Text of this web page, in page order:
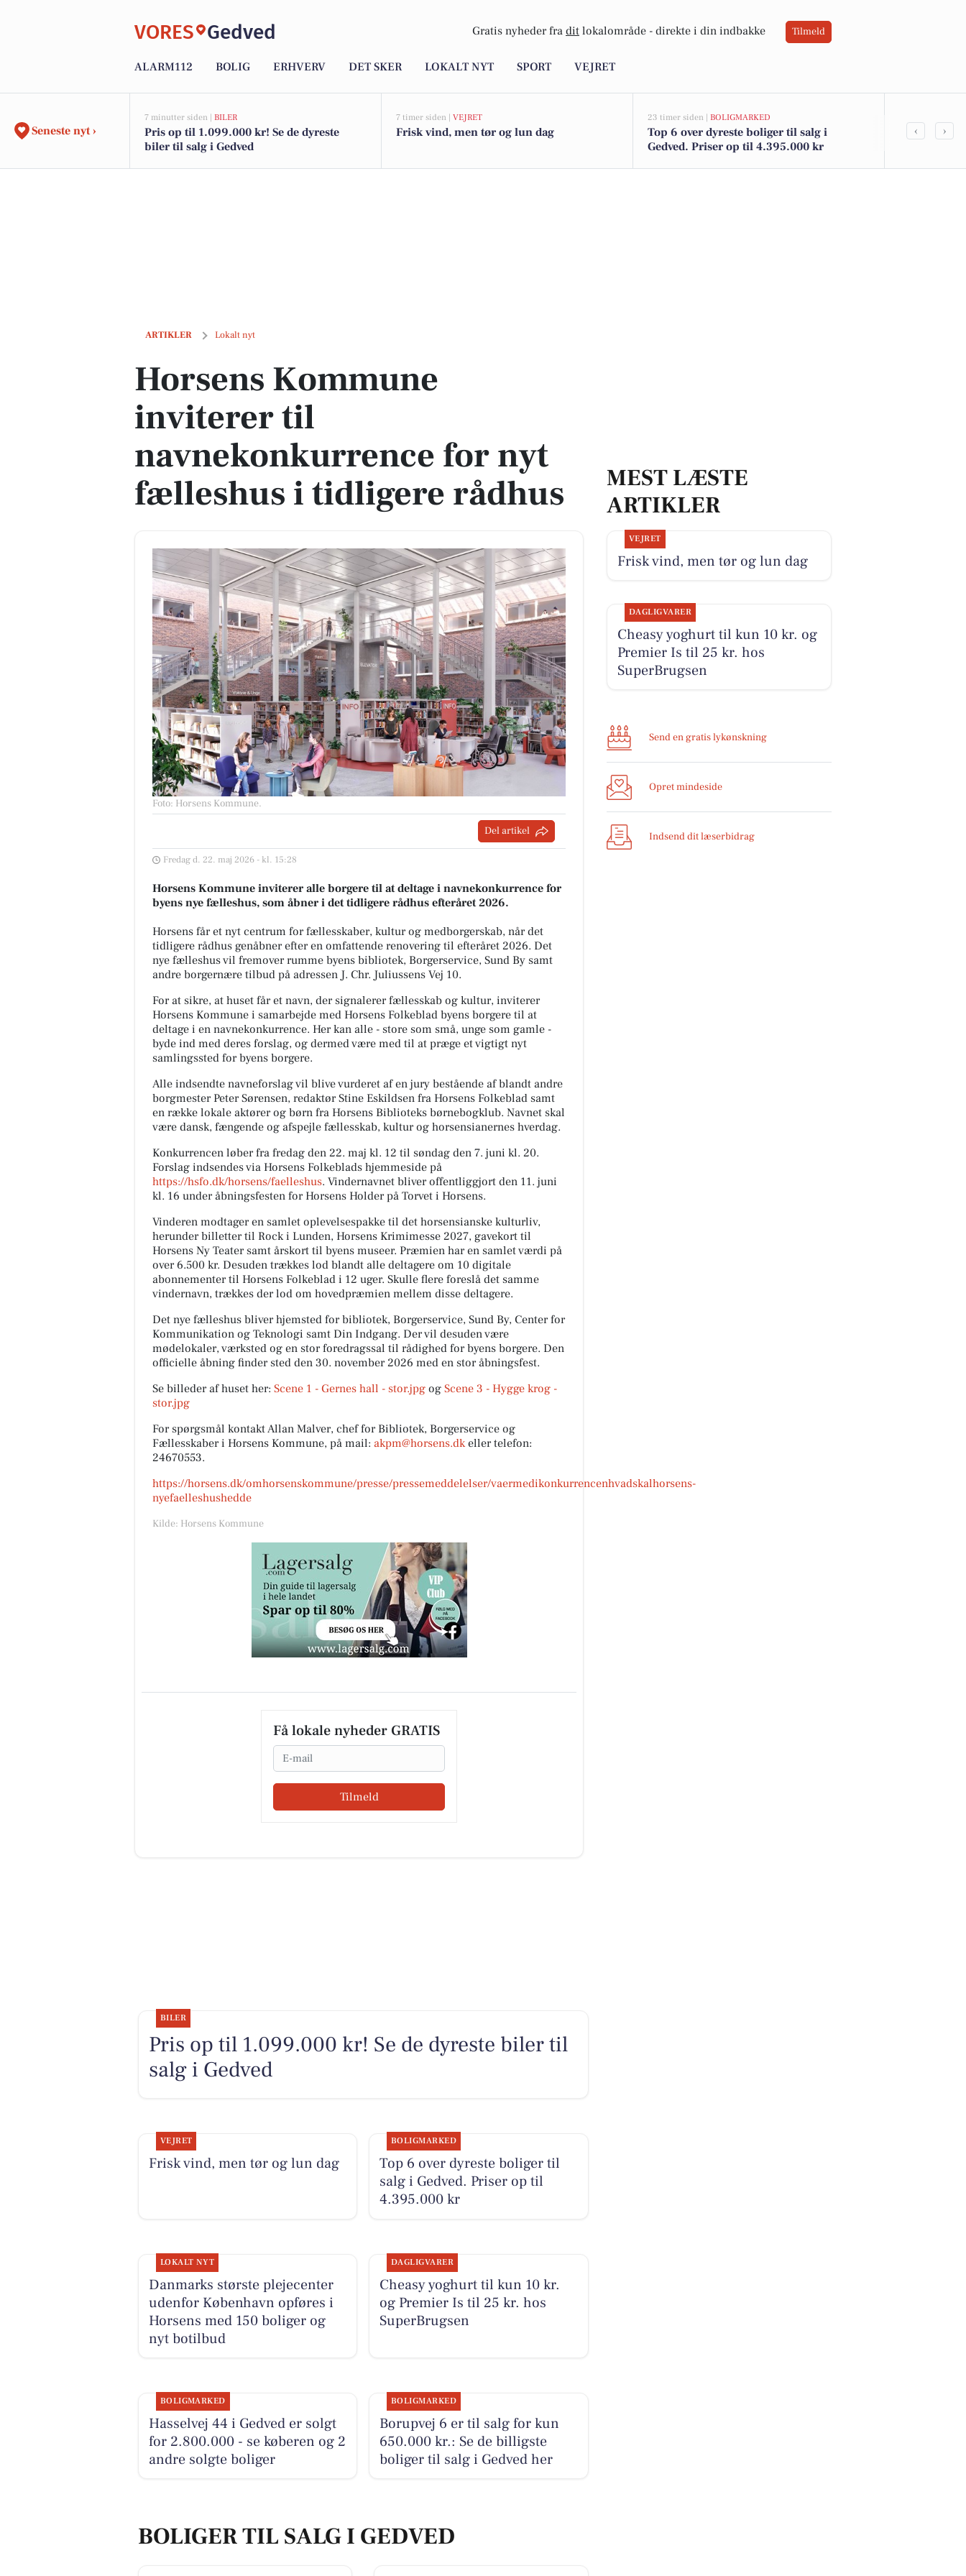
VORES Gedved Gratis nyheder fra dit lokalområde - direkte i din indbakke Tilmeld
ALARM112 BOLIG ERHVERV DET SKER LOKALT NYT SPORT VEJRET
Seneste nyt ›
7 minutter siden | BILER
Pris op til 1.099.000 kr! Se de dyreste
biler til salg i Gedved
7 timer siden | VEJRET
Frisk vind, men tør og lun dag
23 timer siden | BOLIGMARKED
Top 6 over dyreste boliger til salg i
Gedved. Priser op til 4.395.000 kr
Danmarks
‹ ›
ARTIKLER Lokalt nyt
Horsens Kommune inviterer til navnekonkurrence for nyt fælleshus i tidligere rådhus
Horsens Kommune
inviterer til
navnekonkurrence for nyt
fælleshus i tidligere rådhus
Foto: Horsens Kommune.
Del artikel
Fredag d. 22. maj 2026 - kl. 15:28
Horsens Kommune inviterer alle borgere til at deltage i navnekonkurrence for
byens nye fælleshus, som åbner i det tidligere rådhus efteråret 2026.
Horsens får et nyt centrum for fællesskaber, kultur og medborgerskab, når det
tidligere rådhus genåbner efter en omfattende renovering til efteråret 2026. Det
nye fælleshus vil fremover rumme byens bibliotek, Borgerservice, Sund By samt
andre borgernære tilbud på adressen J. Chr. Juliussens Vej 10.
For at sikre, at huset får et navn, der signalerer fællesskab og kultur, inviterer
Horsens Kommune i samarbejde med Horsens Folkeblad byens borgere til at
deltage i en navnekonkurrence. Her kan alle - store som små, unge som gamle -
byde ind med deres forslag, og dermed være med til at præge et vigtigt nyt
samlingssted for byens borgere.
Alle indsendte navneforslag vil blive vurderet af en jury bestående af blandt andre
borgmester Peter Sørensen, redaktør Stine Eskildsen fra Horsens Folkeblad samt
en række lokale aktører og børn fra Horsens Biblioteks børnebogklub. Navnet skal
være dansk, fængende og afspejle fællesskab, kultur og horsensianernes hverdag.
Konkurrencen løber fra fredag den 22. maj kl. 12 til søndag den 7. juni kl. 20.
Forslag indsendes via Horsens Folkeblads hjemmeside på
https://hsfo.dk/horsens/faelleshus. Vindernavnet bliver offentliggjort den 11. juni
kl. 16 under åbningsfesten for Horsens Holder på Torvet i Horsens.
Vinderen modtager en samlet oplevelsespakke til det horsensianske kulturliv,
herunder billetter til Rock i Lunden, Horsens Krimimesse 2027, gavekort til
Horsens Ny Teater samt årskort til byens museer. Præmien har en samlet værdi på
over 6.500 kr. Desuden trækkes lod blandt alle deltagere om 10 digitale
abonnementer til Horsens Folkeblad i 12 uger. Skulle flere foreslå det samme
vindernavn, trækkes der lod om hovedpræmien mellem disse deltagere.
Det nye fælleshus bliver hjemsted for bibliotek, Borgerservice, Sund By, Center for
Kommunikation og Teknologi samt Din Indgang. Der vil desuden være
mødelokaler, værksted og en stor foredragssal til rådighed for byens borgere. Den
officielle åbning finder sted den 30. november 2026 med en stor åbningsfest.
Se billeder af huset her: Scene 1 - Gernes hall - stor.jpg og Scene 3 - Hygge krog -
stor.jpg
For spørgsmål kontakt Allan Malver, chef for Bibliotek, Borgerservice og
Fællesskaber i Horsens Kommune, på mail: akpm@horsens.dkeller telefon:
24670553.
https://horsens.dk/omhorsenskommune/presse/pressemeddelelser/vaermedikonkurrencenhvadskalhorsens-
nyefaelleshushedde
Kilde: Horsens Kommune
Få lokale nyheder GRATIS
Email
Tilmeld
MEST LÆSTE
ARTIKLER
VEJRET
Frisk vind, men tør og lun dag
DAGLIGVARER
Cheasy yoghurt til kun 10 kr. og
Premier Is til 25 kr. hos
SuperBrugsen
Send en gratis lykønskning
Opret mindeside
Indsend dit læserbidrag
BILER
Pris op til 1.099.000 kr! Se de dyreste biler til
salg i Gedved
VEJRET
Frisk vind, men tør og lun dag
BOLIGMARKED
Top 6 over dyreste boliger til
salg i Gedved. Priser op til
4.395.000 kr
LOKALT NYT
Danmarks største plejecenter
udenfor København opføres i
Horsens med 150 boliger og
nyt botilbud
DAGLIGVARER
Cheasy yoghurt til kun 10 kr.
og Premier Is til 25 kr. hos
SuperBrugsen
BOLIGMARKED
Hasselvej 44 i Gedved er solgt
for 2.800.000 - se køberen og 2
andre solgte boliger
BOLIGMARKED
Borupvej 6 er til salg for kun
650.000 kr.: Se de billigste
boliger til salg i Gedved her
BOLIGER TIL SALG I GEDVED